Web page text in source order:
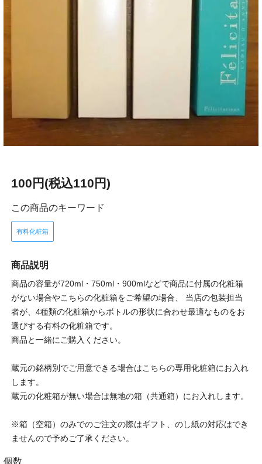
100円(税込110円)
この商品のキーワード
有料化粧箱
商品説明
商品の容量が720ml・750ml・900mlなどで商品に付属の化粧箱
がない場合やこちらの化粧箱をご希望の場合、 当店の包装担当
者が、4種類の化粧箱からボトルの形状に合わせ最適なものをお
選びする有料の化粧箱です。
商品と一緒にご購入ください。
蔵元の銘柄別でご用意できる場合はこちらの専用化粧箱にお入れ
します。
蔵元の化粧箱が無い場合は無地の箱（共通箱）にお入れします。
※箱（空箱）のみでのご注文の際はギフト、のし紙の対応はでき
ませんので予めご了承ください。
個数